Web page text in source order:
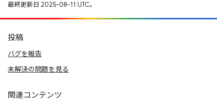
最終更新日 2025-08-11 UTC。
投稿
バグを報告
未解決の問題を見る
関連コンテンツ